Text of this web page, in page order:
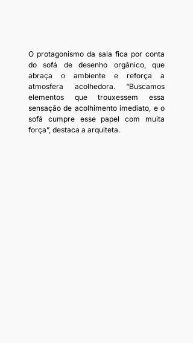
O protagonismo da sala fica por conta
do sofá de desenho orgânico, que
abraça o ambiente e reforça a
atmosfera acolhedora. “Buscamos
elementos que trouxessem essa
sensação de acolhimento imediato, e o
sofá cumpre esse papel com muita
força”, destaca a arquiteta.